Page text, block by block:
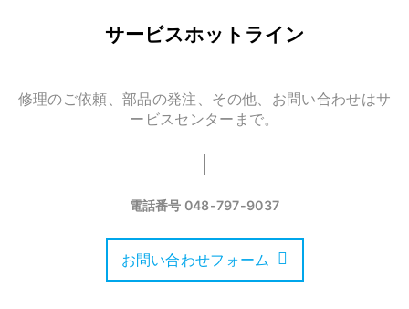
サービスホットライン
修理のご依頼、部品の発注、その他、お問い合わせはサ
ービスセンターまで。
電話番号 048-797-9037
お問い合わせフォーム